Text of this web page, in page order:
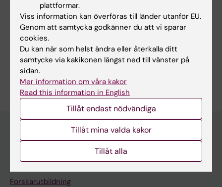
Bioinformatik (beräkningsbiologi) (Tillämpningar under
10610)
Bioinformatik och beräkningsbiologi (Metodutveckling under
10203)
Immunologi inom det medicinska området
Är du Benjamin Sylvester Murrell?
Redigera din profil
Forskarutbildning
plattformar.
Viss information kan överföras till länder utanför EU.
Genom att samtycka godkänner du att vi sparar
cookies.
Du kan när som helst ändra eller återkalla ditt
samtycke via kakikonen längst ned till vänster på
sidan.
Mer information om våra kakor
Read this information in English
Tillåt endast nödvändiga
Tillåt mina valda kakor
Tillåt alla